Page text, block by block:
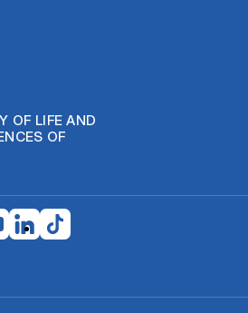
OF LIFE AND
OF